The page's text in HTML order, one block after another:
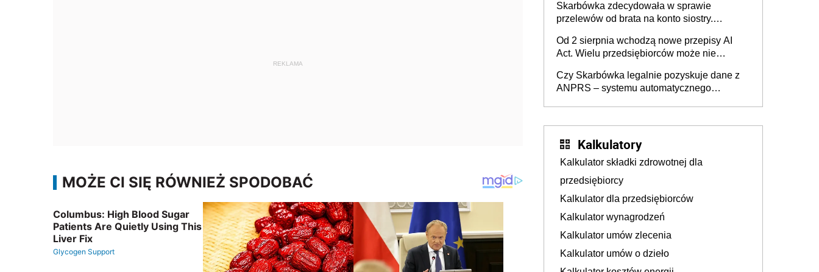
REKLAMA
Skarbówka zdecydowała w sprawie
przelewów od brata na konto siostry.
darowizna, ale podatku jednak nie będzie
Od 2 sierpnia wchodzą nowe przepisy AI
Act. Wielu przedsiębiorców może nie
Czy Skarbówka legalnie pozyskuje dane z
ANPRS – systemu automatycznego
Kalkulatory
Kalkulator składki zdrowotnej dla
przedsiębiorcy
Kalkulator dla przedsiębiorców
Kalkulator wynagrodzeń
Kalkulator umów zlecenia
Kalkulator umów o dzieło